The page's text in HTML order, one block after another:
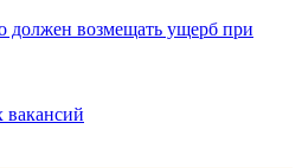
должен возмещать ущерб при